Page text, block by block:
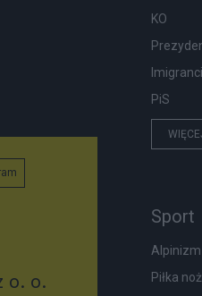
KO
Imigranci
PiS
Sport
Alpinizm
Piłka
o. o.